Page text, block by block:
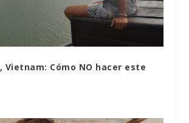
Vietnam: Cómo NO hacer este